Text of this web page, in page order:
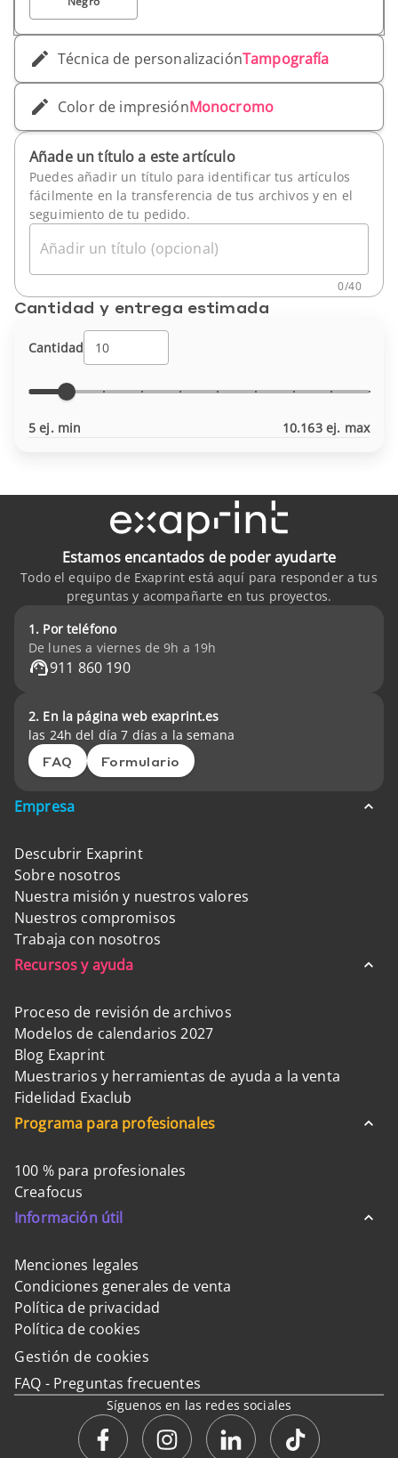
Técnica de personalizaciónTampografía
Color de impresiónMonocromo
Añade un título a este artículo
Puedes añadir un título para identificar tus artículos
fácilmente en la transferencia de tus archivos y en el
seguimiento de tu pedido.
Añadir un título (opcional)
0/40
Cantidad y entrega estimada
Cantidad
5 ej. min 10.163 ej. max
Estamos encantados de poder ayudarte
Todo el equipo de Exaprint está aquí para responder a tus
preguntas y acompañarte en tus proyectos.
1. Por teléfono
De lunes a viernes de 9h a 19h
911 860 190
2. En la página web exaprint.es
las 24h del día 7 días a la semana
FAQ Formulario
Empresa
Descubrir Exaprint
Sobre nosotros
Nuestra misión y nuestros valores
Nuestros compromisos
Trabaja con nosotros
Recursos y ayuda
Proceso de revisión de archivos
Modelos de calendarios 2027
Blog Exaprint
Muestrarios y herramientas de ayuda a la venta
Fidelidad Exaclub
Programa para profesionales
100 % para profesionales
Creafocus
Información útil
Menciones legales
Condiciones generales de venta
Política de privacidad
Política de cookies
Gestión de cookies
FAQ - Preguntas frecuentes
Síguenos en las redes sociales